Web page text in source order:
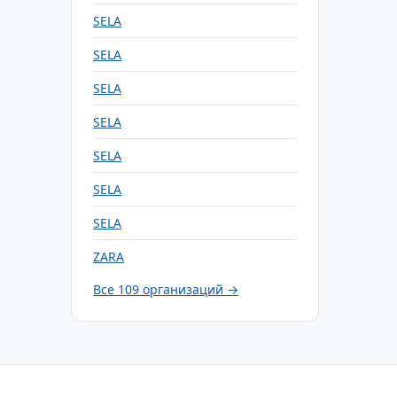
SELA
SELA
SELA
SELA
SELA
SELA
SELA
ZARA
Все 109 организаций →